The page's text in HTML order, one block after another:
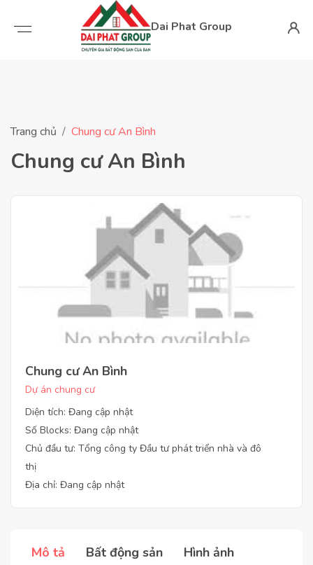
Dai Phat Group
Trang chủ Chung cư An Bình
Chung cư An Bình
Chung cư An Bình
Dự án chung cư
Diện tích: Đang cập nhật
Số Blocks: Đang cập nhật
Chủ đầu tư: Tổng công ty Đầu tư phát triển nhà và đô
thị
Địa chỉ: Đang cập nhật
Mô tả Bất động sản Hình ảnh